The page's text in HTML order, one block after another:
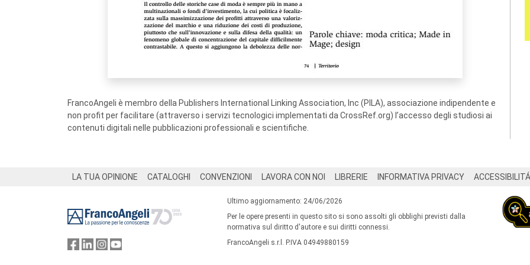
FrancoAngeli è membro della Publishers International Linking Association, Inc (PILA), associazione indipendente e
non profit per facilitare (attraverso i servizi tecnologici implementati da CrossRef.org) l’accesso degli studiosi ai
contenuti digitali nelle pubblicazioni professionali e scientifiche.
LA TUA OPINIONE CATALOGHI CONVENZIONI LAVORA CON NOI LIBRERIE INFORMATIVA PRIVACY ACCESSIBILITÁ
Ultimo aggiornamento: 24/06/2026
Per le opere presenti in questo sito si sono assolti gli obblighi previsti dalla
normativa sul diritto d'autore e sui diritti connessi.
FrancoAngeli s.r.l. P.IVA 04949880159